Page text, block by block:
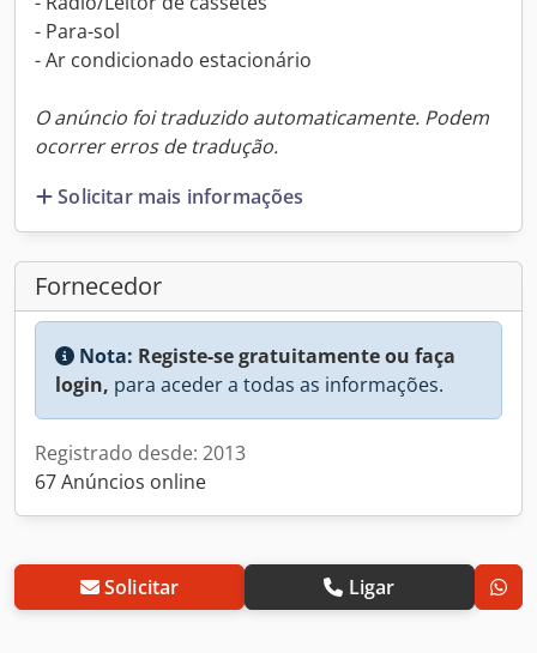
- Para-sol
- Ar condicionado estacionário
O anúncio foi traduzido automaticamente. Podem
ocorrer erros de tradução.
Solicitar mais informações
Fornecedor
Nota: Registe-se gratuitamente ou faça
login, para aceder a todas as informações.
Registrado desde: 2013
67 Anúncios online
Solicitar Ligar